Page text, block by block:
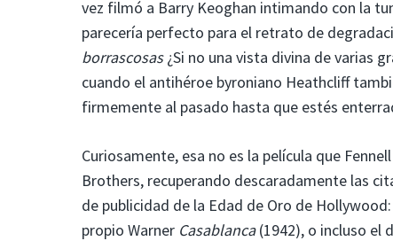
vez filmó a Barry Keoghan intimando con la
parecería perfecto para el retrato de
borrascosas ¿Si no una vista divina de varias
cuando el antihéroe byroniano Heathcliff
firmemente al pasado hasta que estés
Curiosamente, esa no es la película que
Brothers, recuperando descaradamente las
de publicidad de la Edad de Oro de
propio Warner Casablanca(1942), o incluso el